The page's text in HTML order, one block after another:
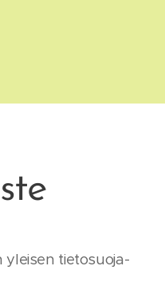
yleisen tietosuoja-